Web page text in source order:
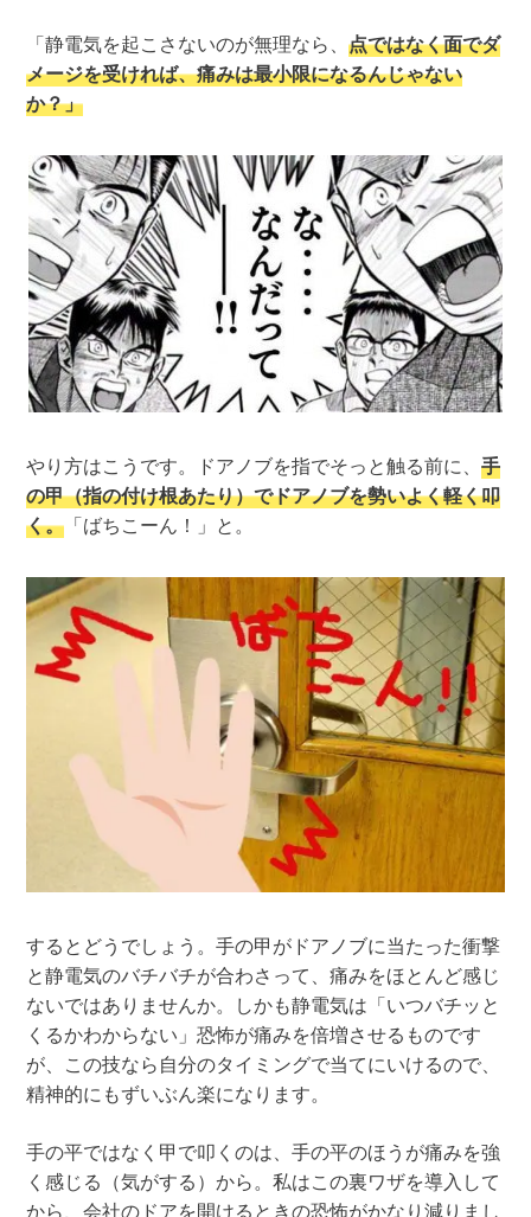
「静電気を起こさないのが無理なら、点ではなく面でダ
メージを受ければ、痛みは最小限になるんじゃない
か？」
やり方はこうです。ドアノブを指でそっと触る前に、手
の甲（指の付け根あたり）でドアノブを勢いよく軽く叩
く。 「ばちこーん！」と。
するとどうでしょう。手の甲がドアノブに当たった衝撃
と静電気のバチバチが合わさって、痛みをほとんど感じ
ないではありませんか。しかも静電気は「いつバチッと
くるかわからない」恐怖が痛みを倍増させるものです
が、この技なら自分のタイミングで当てにいけるので、
精神的にもずいぶん楽になります。
手の平ではなく甲で叩くのは、手の平のほうが痛みを強
く感じる（気がする）から。私はこの裏ワザを導入して
から、会社のドアを開けるときの恐怖がかなり減りまし